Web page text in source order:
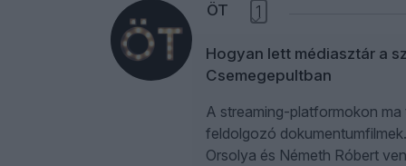
ÖT 1
Hogyan lett médiasztár a
Csemegepultban
A streaming-platformokon
feldolgozó
Orsolya és Németh Róbert